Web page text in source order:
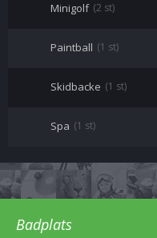
Minigolf (2 st)
Paintball (1 st)
Skidbacke (1 st)
Spa (1 st)
Badplats